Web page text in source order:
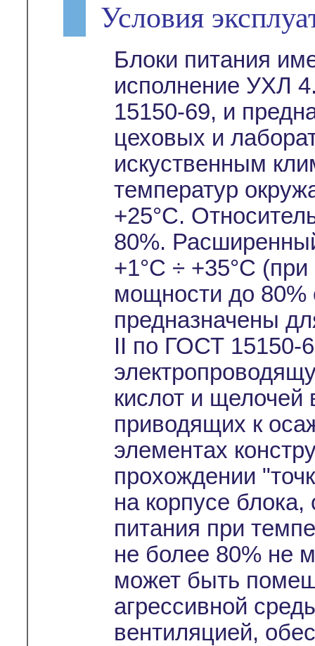
Условия
Блоки питания
исполнение УХЛ
15150-69, и
цеховых и
искуственным
температур
+25°С.
80%.
+1°С ÷ +35°С
мощности до 80%
предназначены
II по ГОСТ 15150-
кислот и щелочей
приводящих к
элементах
прохождении
на корпусе
питания при
не более 80% не
может быть
агрессивной
вентиляцией,